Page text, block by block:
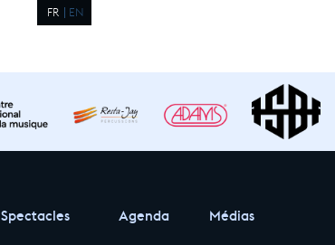
FR EN
Spectacles Agenda Médias